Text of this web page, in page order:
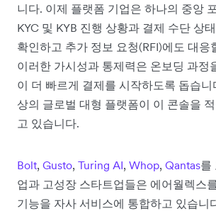
니다. 이제 플랫폼 기업은 하나의 중앙
KYC 및 KYB 진행 상황과 결제 수단 상
확인하고 추가 정보 요청(RFI)에도 대응
이러한 가시성과 통제력은 온보딩 과정
이 더 빠르게 결제를 시작하도록 돕습니
상의 글로벌 대형 플랫폼이 이 콘솔을
고 있습니다.
Bolt, Gusto, Turing AI, Whop, Qantas를
업과 고성장 스타트업들은 에어월렉스
기능을 자사 서비스에 통합하고 있습니